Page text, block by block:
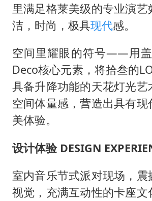
里满足格莱美级的专业演艺
洁，时尚，极具现代感。
空间里耀眼的符号——用盖
Deco核心元素，将拾叁的
具备升降功能的天花灯光艺
空间体量感，营造出具有现
美体验。
设计体验 DESIGN
室内音乐节式派对现场，震
视觉，充满互动性的卡座文